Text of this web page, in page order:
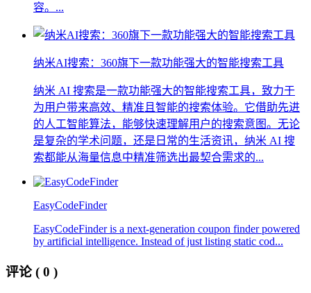
容。...
纳米AI搜索：360旗下一款功能强大的智能搜索工具
纳米 AI 搜索是一款功能强大的智能搜索工具，致力于
为用户带来高效、精准且智能的搜索体验。它借助先进
的人工智能算法，能够快速理解用户的搜索意图。无论
是复杂的学术问题，还是日常的生活资讯，纳米 AI 搜
索都能从海量信息中精准筛选出最契合需求的...
EasyCodeFinder
EasyCodeFinder is a next-generation coupon finder powered
by artificial intelligence. Instead of just listing static cod...
评论 ( 0 )